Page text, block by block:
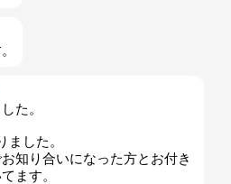
た。
ました。
知り合いになった方とお付き
ます。